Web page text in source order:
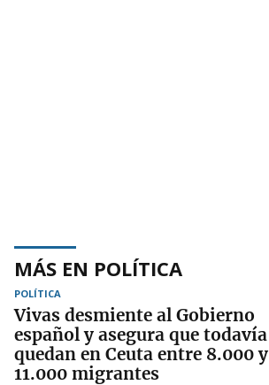
MÁS EN POLÍTICA
POLÍTICA
Vivas desmiente al Gobierno
español y asegura que todavía
quedan en Ceuta entre 8.000 y
11.000 migrantes